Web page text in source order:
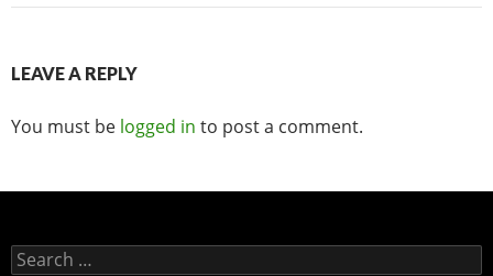
LEAVE A REPLY
You must be logged in to post a comment.
Search for: